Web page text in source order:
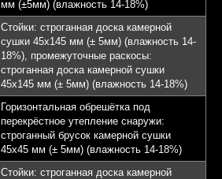
мм (±5мм) (влажность 14-18%)
Стойки: строганная доска камерной
сушки 45х145 мм (± 5мм) (влажность 14-
18%), промежуточные раскосы:
строганная доска камерной сушки
45х145 мм (± 5мм) (влажность 14-18%)
Горизонтальная обрешётка под
перекрёстное утепление снаружи:
строганный брусок камерной сушки
45х45 мм (± 5мм) (влажность 14-18%)
Стойки: строганная доска камерной